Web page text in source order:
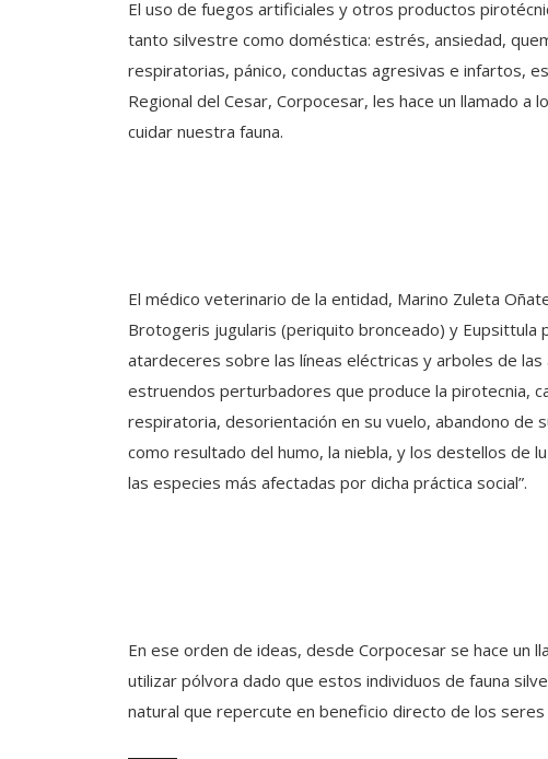
El uso de fuegos artificiales y otros productos
tanto silvestre como doméstica: estrés, ansiedad,
respiratorias, pánico, conductas agresivas e infartos,
Regional del Cesar, Corpocesar, les hace un llamado
cuidar nuestra fauna.
El médico veterinario de la entidad, Marino Zuleta
Brotogeris jugularis (periquito bronceado) y Eupsittula
atardeceres sobre las líneas eléctricas y arboles de
estruendos perturbadores que produce la pirotecnia,
respiratoria, desorientación en su vuelo, abandono de
como resultado del humo, la niebla, y los destellos de
las especies más afectadas por dicha práctica social”.
En ese orden de ideas, desde Corpocesar se hace un
utilizar pólvora dado que estos individuos de fauna
natural que repercute en beneficio directo de los seres